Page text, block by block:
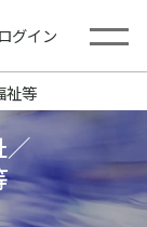
ログイン
祉等
／